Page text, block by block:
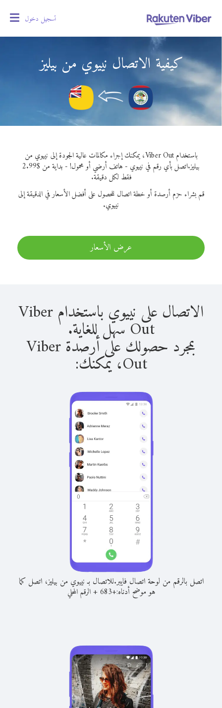
تسجيل دخول
كيفية الاتصال نييوي من بيليز
باستخدام Viber Out، يمكنك إجراء مكالمات عالية الجودة إلى نييوي من
بيليز.
اتصل بأي رقم في نييوي - هاتف أرضي أو محمول! - بداية من $2.99
فقط لكل دقيقة.
قم بشراء حزم أرصدة أو خطة اتصال للحصول على أفضل الأسعار في الدقيقة إلى
نييوي.
عرض الأسعار
الاتصال على نييوي باستخدام Viber
Out سهل للغاية.
بمجرد حصولك على أرصدة Viber
Out، يمكنك:
اتصل بالرقم من لوحة اتصال فايبر.للاتصال بـ نييوي من بيليز، اتصل كما
هو موضح أدناه:+
683
+الرقم المحلي